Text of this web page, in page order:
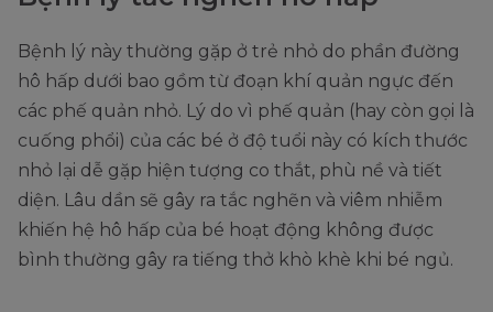
Bệnh lý này thường gặp ở trẻ nhỏ do phần đường
hô hấp dưới bao gồm từ đoạn khí quản ngực đến
các phế quản nhỏ. Lý do vì phế quản (hay còn gọi là
cuống phổi) của các bé ở độ tuổi này có kích thước
nhỏ lại dễ gặp hiện tượng co thắt, phù nề và tiết
diện. Lâu dần sẽ gây ra tắc nghẽn và viêm nhiễm
khiến hệ hô hấp của bé hoạt động không được
bình thường gây ra tiếng thở khò khè khi bé ngủ.